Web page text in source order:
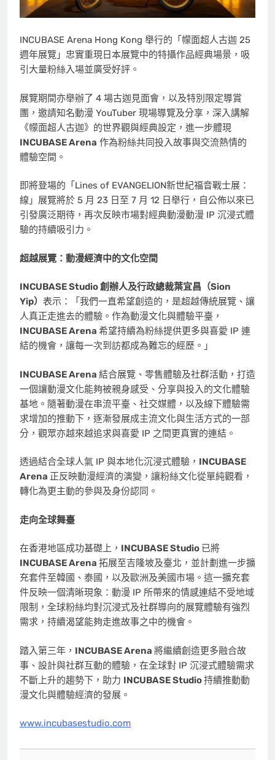
INCUBASE Arena Hong Kong 舉行的「幪面超人古迦 25
週年展覽」忠實重現日本展覽中的特攝作品經典場景，吸
引大量粉絲入場並廣受好評。
展覽期間亦舉辦了 4 場古迦見面會，以及特別限定導賞
團，邀請知名動漫 YouTuber 現場導覽及分享，深入講解
《幪面超人古迦》的世界觀與經典設定，進一步體現
INCUBASE Arena 作為粉絲共同投入故事與交流熱情的
體驗空間。
即將登場的「Lines of EVANGELION新世紀福音戰士展：
線」展覽將於 5 月 23 日至 7 月 12 日舉行，自公佈以來已
引發廣泛期待，再次反映市場對經典動漫動漫 IP 沉浸式體
驗的持續吸引力。
超越展覽：動漫經濟中的文化空間
INCUBASE Studio創辦人及行政總裁葉宜昌（Sion
Yip） 表示：「我們一直希望創造的，是超越傳統展覽、讓
人真正走進去的體驗。作為動漫文化與體驗平臺，
INCUBASE Arena 希望持續為粉絲提供更多與喜愛 IP 連
結的機會，讓每一次到訪都成為難忘的經歷。」
INCUBASE Arena 結合展覽、零售體驗及社群活動，打造
一個讓動漫文化能夠被親身感受、分享與投入的文化體驗
基地。隨著動漫在串流平臺、社交媒體，以及線下體驗需
求增加的推動下，逐漸發展成主流文化與生活方式的一部
分，觀眾亦越來越追求與喜愛 IP 之間更真實的連結。
透過結合全球人氣 IP 與本地化沉浸式體驗， INCUBASE
Arena 正反映動漫經濟的演變，讓粉絲文化從單純觀看，
轉化為更主動的參與及身份認同。
走向全球舞臺
在香港地區成功基礎上， INCUBASE Studio 已將
INCUBASE Arena 拓展至吉隆坡及臺北，並計劃進一步擴
充套件至韓國、泰國，以及歐洲及美國市場。這一擴充套
件反映一個清晰現象：動漫 IP 所帶來的情感連結不受地域
限制，全球粉絲均對沉浸式及社群導向的展覽體驗有強烈
需求，持續渴望能夠走進故事之中的機會。
踏入第三年， INCUBASE Arena 將繼續創造更多融合故
事、設計與社群互動的體驗，在全球對 IP 沉浸式體驗需求
不斷上升的趨勢下，助力 INCUBASE Studio持續推動動
漫文化與體驗經濟的發展。
www.incubasestudio.com